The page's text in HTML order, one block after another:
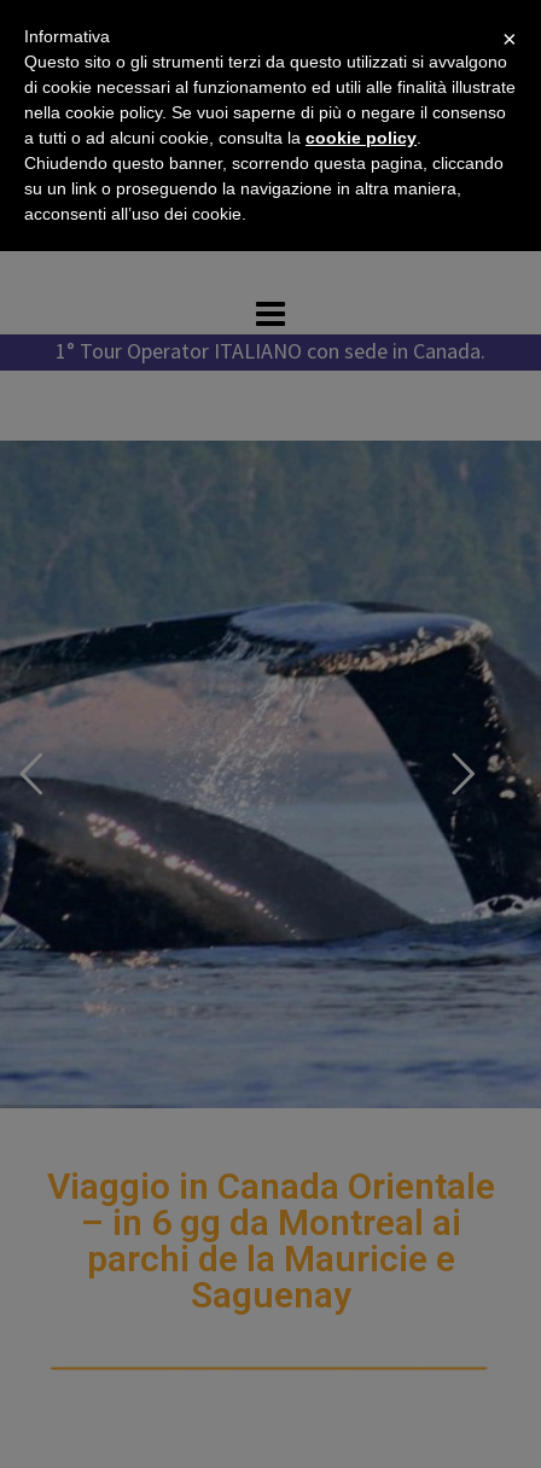
contenuto
Tel. +1 778 987 1796
Tel. +39 351 776 7276
WhatsApp +1 778 987 1796
1° Tour Operator ITALIANO con sede in Canada.
Viaggio in Canada Orientale
– in 6 gg da Montreal ai
parchi de la Mauricie e
Saguenay
×
Informativa
Questo sito o gli strumenti terzi da questo utilizzati si avvalgono
di cookie necessari al funzionamento ed utili alle finalità illustrate
nella cookie policy. Se vuoi saperne di più o negare il consenso
a tutti o ad alcuni cookie, consulta la cookie policy
Chiudendo questo banner, scorrendo questa pagina, cliccando
su un link o proseguendo la navigazione in altra maniera,
acconsenti all’uso dei cookie.